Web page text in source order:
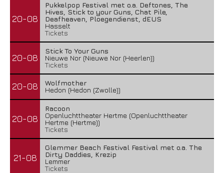
20-08
Pukkelpop Festival met o.a. Deftones, The
Hives, Stick to your Guns, Chat Pile,
Deafheaven, Ploegendienst, dEUS
Hasselt
Tickets
20-08
Stick To Your Guns
Nieuwe Nor (Nieuwe Nor (Heerlen))
Tickets
20-08
Wolfmother
Hedon (Hedon (Zwolle))
20-08
Racoon
Openluchttheater Hertme (Openluchttheater
Hertme (Hertme))
Tickets
21-08
Glemmer Beach Festival Festival met o.a. The
Dirty Daddies, Krezip
Lemmer
Tickets